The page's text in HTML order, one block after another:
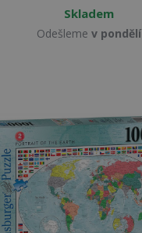
Skladem
Odešleme v pondělí